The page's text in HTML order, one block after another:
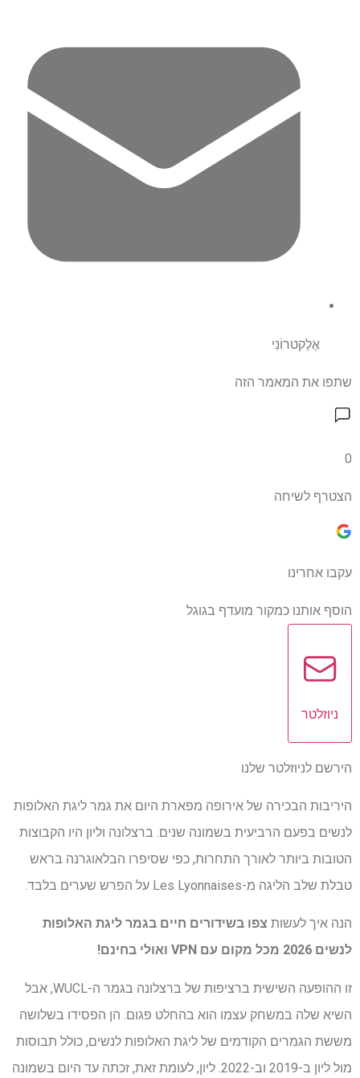
אֶלֶקטרוֹנִי
שתפו את המאמר הזה
0
הצטרף לשיחה
עקבו אחרינו
הוסף אותנו כמקור מועדף בגוגל
ניוזלטר
הירשם לניוזלטר שלנו
היריבות הבכירה של אירופה מפארת היום את גמר ליגת האלופות
לנשים בפעם הרביעית בשמונה שנים. ברצלונה וליון היו הקבוצות
הטובות ביותר לאורך התחרות, כפי שסיפרו הבלאוגרנה בראש
טבלת שלב הליגה מ-Les Lyonnaises על הפרש שערים בלבד.
הנה איך לעשות צפו בשידורים חיים בגמר ליגת האלופות
לנשים 2026
מכל מקום עם VPN ואולי בחינם!
זו ההופעה השישית ברציפות של ברצלונה בגמר ה-WUCL, אבל
השיא שלה במשחק עצמו הוא בהחלט פגום. הן הפסידו בשלושה
מששת הגמרים הקודמים של ליגת האלופות לנשים, כולל תבוסות
מול ליון ב-2019 וב-2022. ליון, לעומת זאת, זכתה עד היום בשמונה